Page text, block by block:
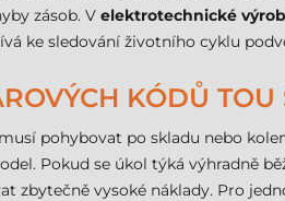
zásob. V elektrotechnické
ke sledování životního cyklu
KÓDŮ
pohybovat po skladu nebo
Pokud se úkol týká výhradně
zbytečně vysoké náklady. Pro